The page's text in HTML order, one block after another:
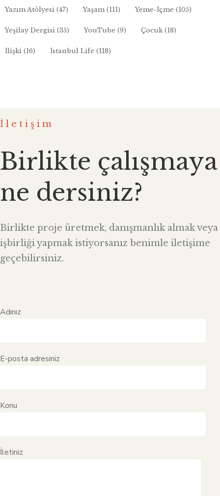
Yazım Atölyesi (47) Yaşam(111) Yeme-İçme (105)
Yeşilay Dergisi (35) YouTube (9) Çocuk(18)
İlişki (16) İstanbul Life (118)
İletişim
Birlikte çalışmaya
ne dersiniz?
Birlikte proje üretmek, danışmanlık almak veya
işbirliği yapmak istiyorsanız benimle iletişime
geçebilirsiniz.
Adınız
E-posta adresiniz
Konu
İletiniz